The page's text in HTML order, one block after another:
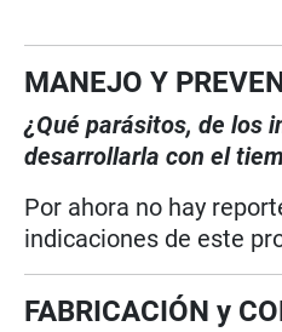
MANEJO Y
¿Qué parásitos, de los
desarrollarla con el
Por ahora no hay
indicaciones de este
FABRICACIÓN y